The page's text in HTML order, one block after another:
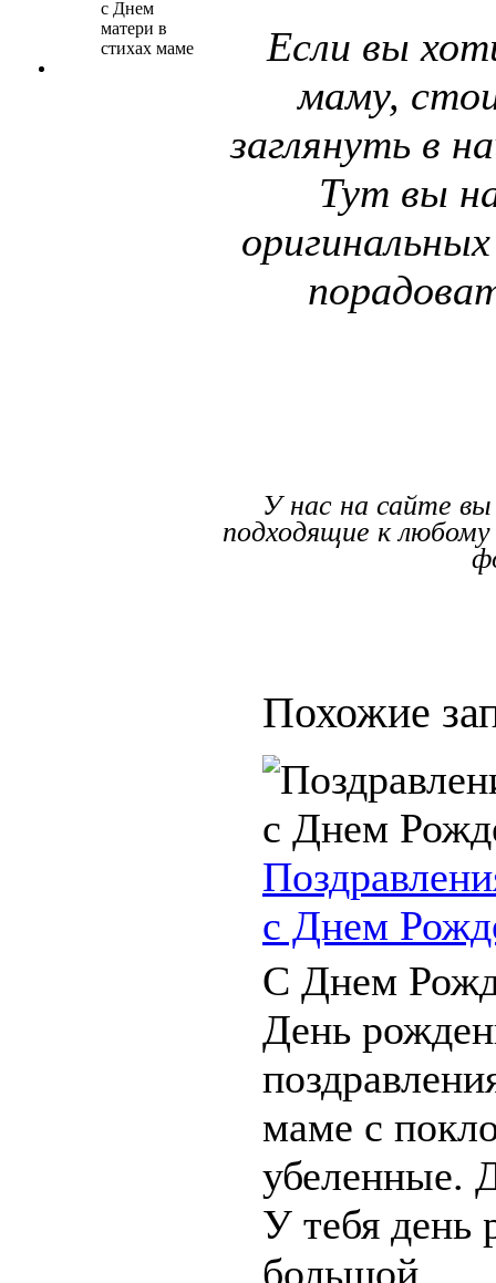
Если вы
маму,
заглянуть в
Тут вы
У нас на сайте вы
подходящие к
Похожие
с Днем
С Днем
День
маме с
убеленные.
У тебя день
большой ...